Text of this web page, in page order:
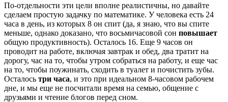
По-отдельности эти цели вполне реалистичны, но давайте
сделаем простую задачку по математике. У человека есть 24
часа в день, из которых 8 он спит (да, я знаю, что вы спите
меньше, однако доказано, что восьмичасовой сон повышает
общую продуктивность). Осталось 16. Еще 9 часов он
проводит на работе, включая завтрак и обед, два тратит на
дорогу, час на то, чтобы утром собраться на работу, и еще час
на то, чтобы поужинать, сходить в туалет и почистить зубы.
Осталось три часа, и это при идеальном 8-часовом рабочем
дне, и мы еще не посчитали время на семью, общение с
друзьями и чтение блогов перед сном.